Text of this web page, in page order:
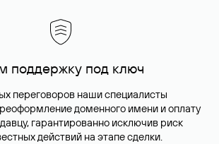
поддержку под ключ
переговоров наши специалисты
доменного имени и оплату
гарантированно исключив риск
действий на этапе сделки.